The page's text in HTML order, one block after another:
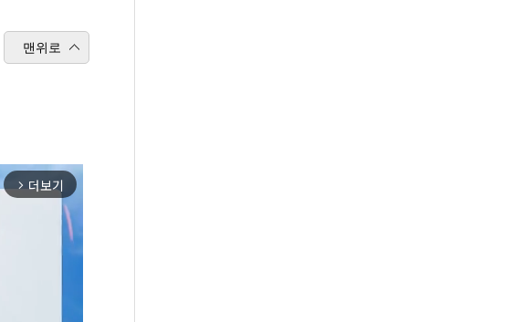
맨위로
arrow_forward_ios 더보기